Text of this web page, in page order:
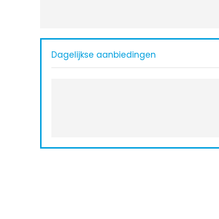
Dagelijkse aanbiedingen